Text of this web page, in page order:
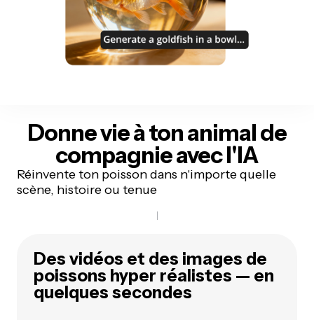
Donne vie à ton animal de
compagnieavec l'IA
Réinvente ton poisson dans n'importe quelle
scène, histoire ou tenue
Des vidéos et des images de
poissons hyper réalistes — en
quelques secondes